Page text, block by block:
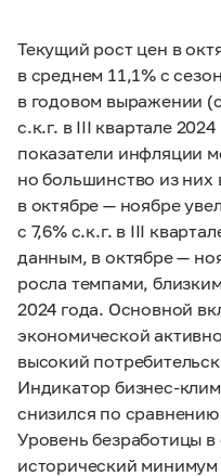
Текущий рост цен в
в среднем 11,1% с
в годовом выражении
с.к.г. в III квартале
показатели инфляции
но большинство из
в октябре — ноябре
с 7,6% с.к.г. в III
данным, в октябре —
росла темпами,
2024 года. Основной
экономической
высокий
Индикатор бизнес-
снизился по
Уровень безработицы в
исторический